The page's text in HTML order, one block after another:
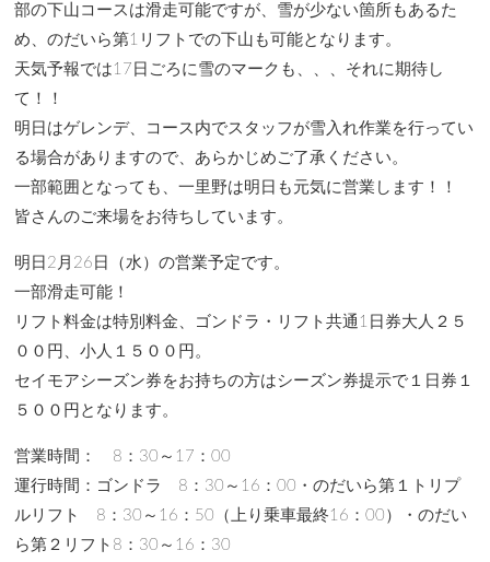
部の下山コースは滑走可能ですが、雪が少ない箇所もあるた
め、のだいら第1リフトでの下山も可能となります。
天気予報では17日ごろに雪のマークも、、、それに期待し
て！！
明日はゲレンデ、コース内でスタッフが雪入れ作業を行ってい
る場合がありますので、あらかじめご了承ください。
一部範囲となっても、一里野は明日も元気に営業します！！
皆さんのご来場をお待ちしています。
明日2月26日（水）の営業予定です。
一部滑走可能！
リフト料金は特別料金、ゴンドラ・リフト共通1日券大人２５
００円、小人１５００円。
セイモアシーズン券をお持ちの方はシーズン券提示で１日券１
５００円となります。
営業時間： 8：30～17：00
運行時間：ゴンドラ 8：30～16：00・のだいら第１トリプ
ルリフト 8：30～16：50（上り乗車最終16：00）・のだい
ら第２リフト8：30～16：30